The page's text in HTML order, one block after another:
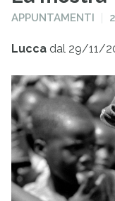
PUBBLICATO
APPUNTAMENTI
Lucca dal 29/11/